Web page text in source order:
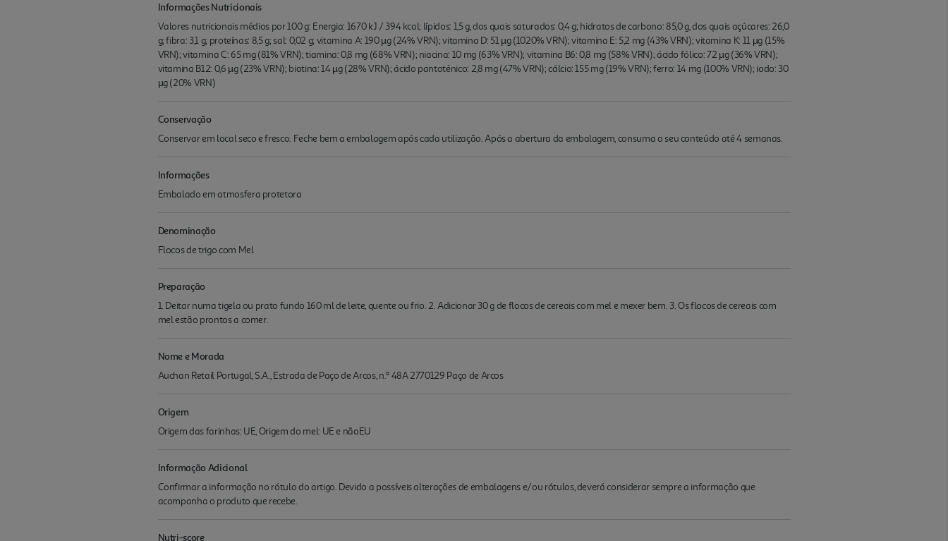
Informações Nutricionais
Valores nutricionais médios por 100 g: Energia: 1670 kJ / 394 kcal; lípidos: 1,5 g, dos quais saturados: 0,4 g; hidratos de carbono: 85,0 g, dos quais açúcares: 26,0
g; fibra: 3,1 g; proteínas: 8,5 g; sal: 0,02 g; vitamina A: 190 µg (24% VRN); vitamina D: 51 µg (1020% VRN); vitamina E: 5,2 mg (43% VRN); vitamina K: 11 µg (15%
VRN); vitamina C: 65 mg (81% VRN); tiamina: 0,8 mg (68% VRN); niacina: 10 mg (63% VRN); vitamina B6: 0,8 mg (58% VRN); ácido fólico: 72 µg (36% VRN);
vitamina B12: 0,6 µg (23% VRN); biotina: 14 µg (28% VRN); ácido pantoténico: 2,8 mg (47% VRN); cálcio: 155 mg (19% VRN); ferro: 14 mg (100% VRN); iodo: 30
µg (20% VRN)
Conservação
Conservar em local seco e fresco. Feche bem a embalagem após cada utilização. Após a abertura da embalagem, consuma o seu conteúdo até 4 semanas.
Informações
Embalado em atmosfera protetora
Denominação
Flocos de trigo com Mel
Preparação
1. Deitar numa tigela ou prato fundo 160 ml de leite, quente ou frio. 2. Adicionar 30 g de flocos de cereais com mel e mexer bem. 3. Os flocos de cereais com
mel estão prontos a comer.
Nome e Morada
Auchan Retail Portugal, S.A., Estrada de Paço de Arcos, n.º 48A 2770129 Paço de Arcos
Origem
Origem das farinhas: UE, Origem do mel: UE e nãoEU
Informação Adicional
Confirmar a informação no rótulo do artigo. Devido a possíveis alterações de embalagens e/ou rótulos, deverá considerar sempre a informação que
acompanha o produto que recebe.
Nutri-score